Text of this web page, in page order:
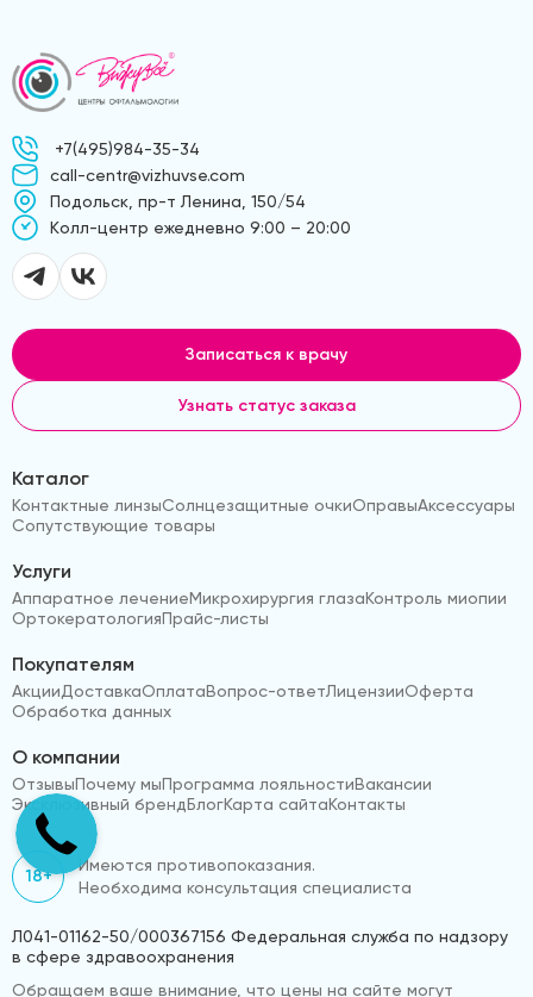
+7(495)984-35-34
call-centr@vizhuvse.com
Подольск, пр-т Ленина, 150/54
Kолл-центр ежедневно 9:00 – 20:00
Записаться к врачу
Узнать статус заказа
Каталог
Контактные линзыСолнцезащитные очкиОправыАксессуары
Сопутствующие товары
Услуги
Аппаратное лечениеМикрохирургия глазаКонтроль миопии
ОртокератологияПрайс-листы
Покупателям
АкцииДоставкаОплатаВопрос-ответЛицензииОферта
Обработка данных
О компании
ОтзывыПочему мыПрограмма лояльностиВакансии
Эксклюзивный брендБлогКарта сайтаКонтакты
18+
Имеются противопоказания.
Необходима консультация специалиста
Л041-01162-50/000367156 Федеральная служба по надзору
в сфере здравоохранения
Обращаем ваше внимание, что цены на сайте могут